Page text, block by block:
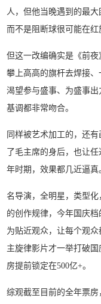
人，但他当晚遇到的最大
而不是阻断球很可能在红
但这一改编确实是《前
攀上高高的旗杆去焊接
渴望参与盛事、为盛事
基调都非常吻合。
同样被艺术加工的，还
了毛主席的身后，也让
年时期，效果都几近逼真
名导演，全明星，类型
的创作规律，今年国庆
为贴近观众，让每个观
主旋律影片才一举打破
房提前锁定在500亿+。
综观截至目前的全年票